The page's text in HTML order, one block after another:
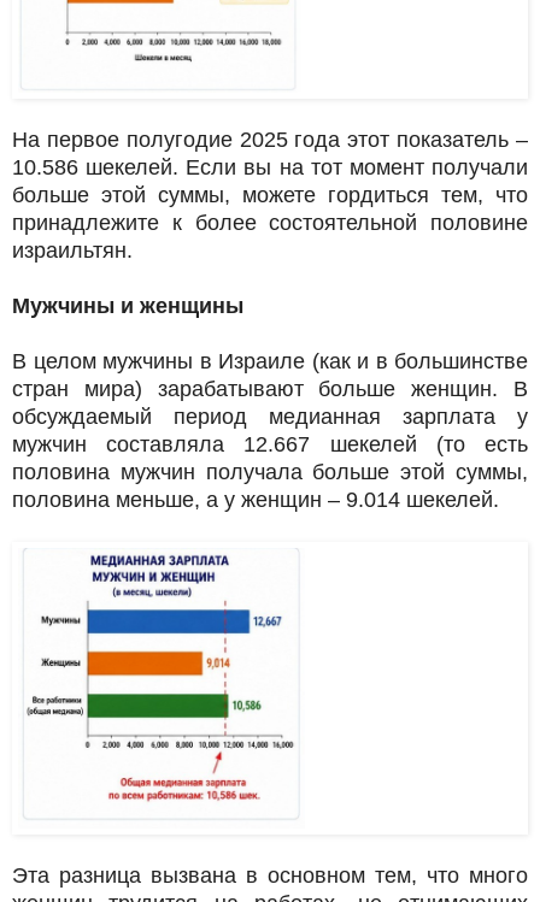
На первое полугодие 2025 года этот показатель –
10.586 шекелей. Если вы на тот момент получали
больше этой суммы, можете гордиться тем, что
принадлежите к более состоятельной половине
израильтян.
Мужчины и женщины
В целом мужчины в Израиле (как и в большинстве
стран мира) зарабатывают больше женщин. В
обсуждаемый период медианная зарплата у
мужчин составляла 12.667 шекелей (то есть
половина мужчин получала больше этой суммы,
половина меньше, а у женщин – 9.014 шекелей.
Эта разница вызвана в основном тем, что много